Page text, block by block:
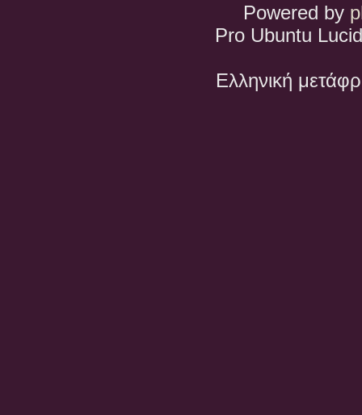
Powered by
Pro Ubuntu
Ελληνική